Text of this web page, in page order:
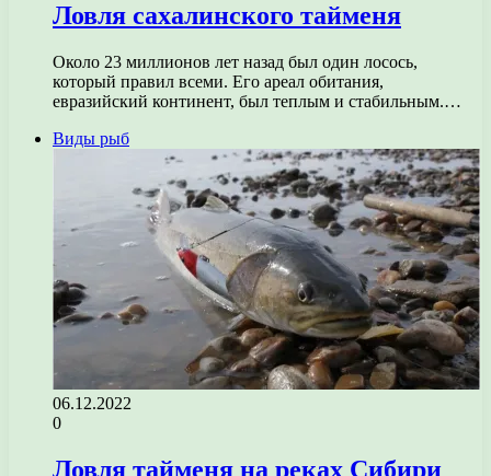
Ловля сахалинского тайменя
Около 23 миллионов лет назад был один лосось,
который правил всеми. Его ареал обитания,
евразийский континент, был теплым и стабильным.…
Виды рыб
06.12.2022
0
Ловля тайменя на реках Сибири